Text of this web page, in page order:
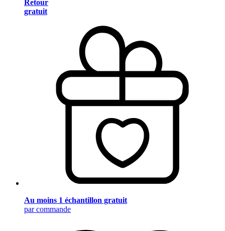
Retour
gratuit
Au moins 1 échantillon gratuit
par commande